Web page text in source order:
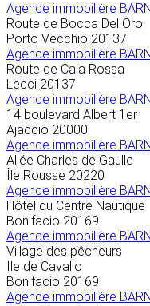
Agence immobilière
Route de Bocca Del Oro
Porto Vecchio 20137
Agence immobilière
Route de Cala Rossa
Lecci 20137
Agence immobilière
14 boulevard Albert 1er
Ajaccio 20000
Agence immobilière
Allée Charles de Gaulle
Île Rousse 20220
Agence immobilière
Hôtel du Centre Nautique
Bonifacio 20169
Agence immobilière
Village des pêcheurs
Ile de Cavallo
Bonifacio 20169
Agence immobilière